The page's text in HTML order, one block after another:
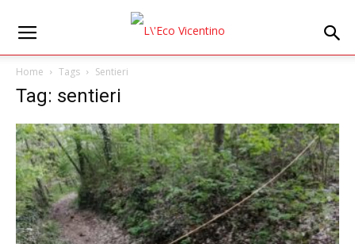
Home Tags Sentieri
Tag: sentieri